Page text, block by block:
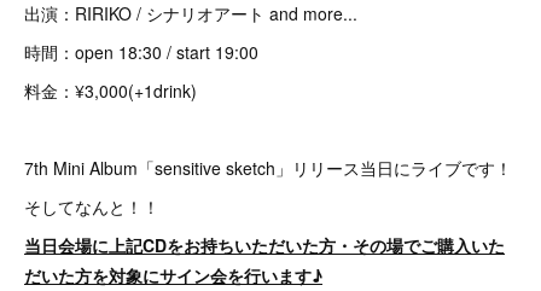
出演：RIRIKO / シナリオアート and more...
時間：open 18:30 / start 19:00
料金：¥3,000(+1drink)
7th Mini Album「sensitive sketch」リリース当日にライブです！
そしてなんと！！
当日会場に上記CDをお持ちいただいた方・その場でご購入いた
だいた方を対象にサイン会を行います♪